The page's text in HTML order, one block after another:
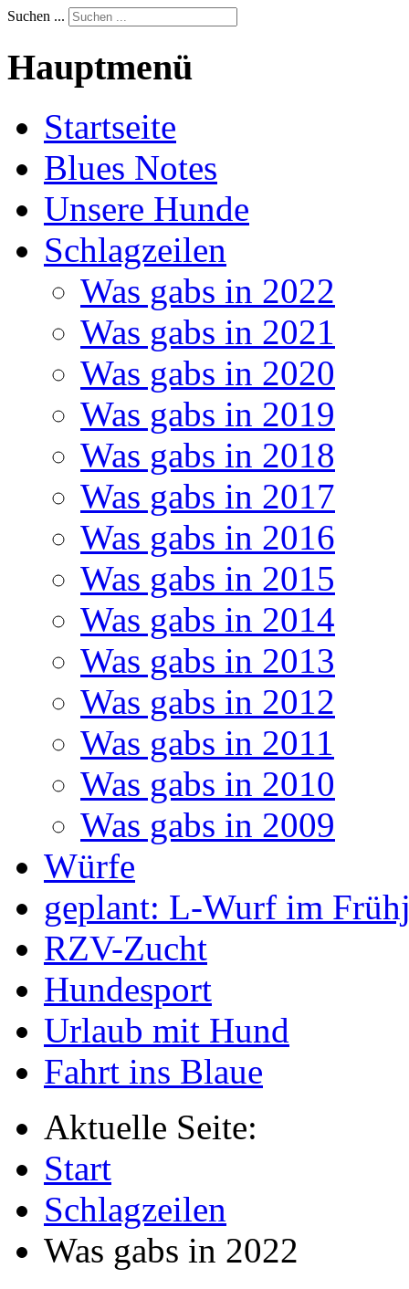
Suchen ...
Hauptmenü
Startseite
Blues Notes
Unsere Hunde
Schlagzeilen
Was gabs in 2022
Was gabs in 2021
Was gabs in 2020
Was gabs in 2019
Was gabs in 2018
Was gabs in 2017
Was gabs in 2016
Was gabs in 2015
Was gabs in 2014
Was gabs in 2013
Was gabs in 2012
Was gabs in 2011
Was gabs in 2010
Was gabs in 2009
Würfe
geplant: L-Wurf im
RZV-Zucht
Hundesport
Urlaub mit Hund
Fahrt ins Blaue
Aktuelle Seite:
Start
Schlagzeilen
Was gabs in 2022